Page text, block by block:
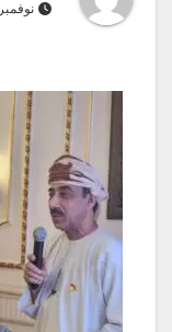
نوفمبر 28, 2024